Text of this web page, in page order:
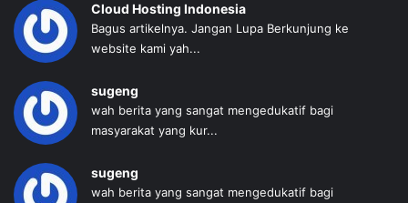
Cloud Hosting Indonesia
Bagus artikelnya. Jangan Lupa Berkunjung ke
website kami yah...
sugeng
wah berita yang sangat mengedukatif bagi
masyarakat yang kur...
sugeng
wah berita yang sangat mengedukatif bagi